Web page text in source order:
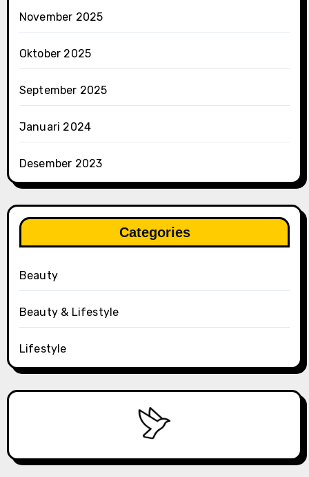
November 2025
Oktober 2025
September 2025
Januari 2024
Desember 2023
Categories
Beauty
Beauty & Lifestyle
Lifestyle